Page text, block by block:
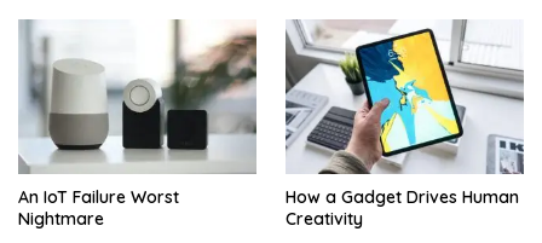
An IoT Failure Worst
Nightmare
How a Gadget Drives Human
Creativity